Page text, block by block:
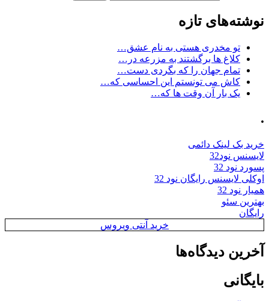
نوشته‌های تازه
تو مخدری هستی به نام عشق…
کلاغ ها برگشتند به مزرعه در…
تمام جهان را که بگردی دست…
کاش می تونستم این احساسی که…
یک بار آن وقت ها که…
.
خرید بک لینک دائمی
لایسنس نود32
پسورد نود 32
اوکلی لایسنس رایگان نود 32
همیار نود 32
بهترین سئو
رایگان
خرید آنتی ویروس
آخرین دیدگاه‌ها
بایگانی